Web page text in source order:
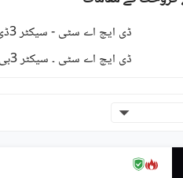
ڈی ایچ اے سٹی - سیکٹر 3ڈی
ڈی ایچ اے سٹی ۔ سیکٹر 3بی